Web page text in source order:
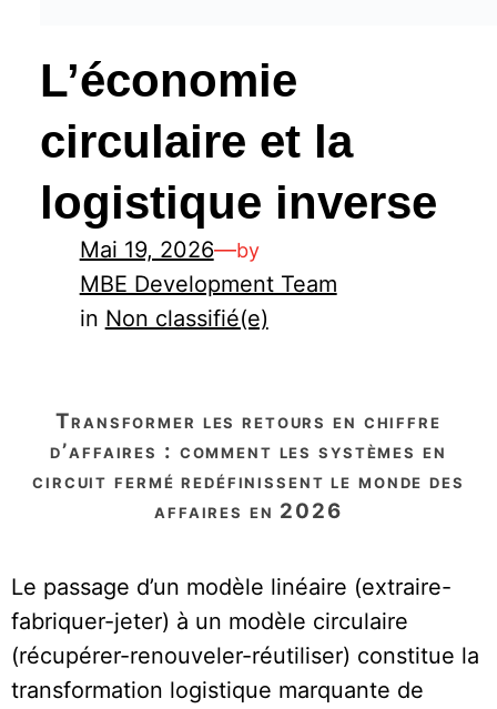
L’économie
circulaire et la
logistique inverse
Mai 19, 2026—by
MBE Development Team
in Non classifié(e)
transformer les retours en chiffre
d’affaires : comment les systèmes en
circuit fermé redéfinissent le monde des
affaires en 2026
Le passage d’un modèle linéaire (extraire-
fabriquer-jeter) à un modèle circulaire
(récupérer-renouveler-réutiliser) constitue la
transformation logistique marquante de